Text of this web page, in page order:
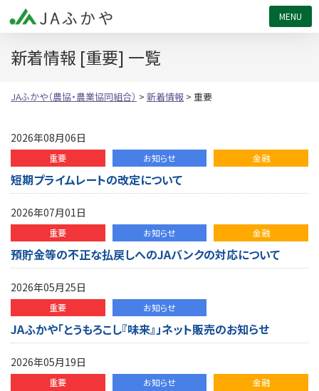
新着情報 [重要] 一覧
JAふかや（農協・農業協同組合） > 新着情報 > 重要
2026年08月06日
重要 お知らせ 金融
短期プライムレートの改定について
2026年07月01日
重要 お知らせ 金融
預貯金等の不正な払戻しへのJAバンクの対応について
2026年05月25日
重要 お知らせ
JAふかや「とうもろこし『味来』」ネット販売のお知らせ
2026年05月19日
重要 お知らせ 金融